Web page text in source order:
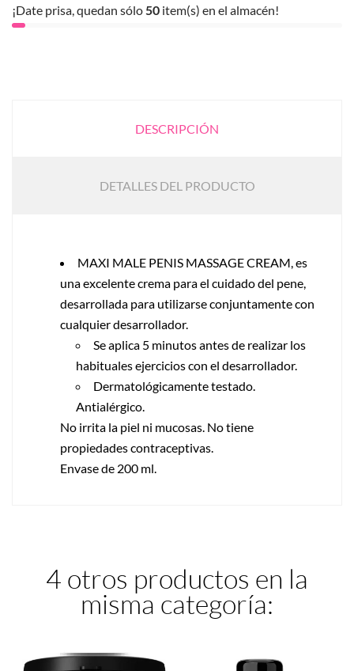
¡Date prisa, quedan sólo 50 item(s) en el almacén!
DESCRIPCIÓN
DETALLES DEL PRODUCTO
MAXI MALE PENIS MASSAGE CREAM, es
una excelente crema para el cuidado del pene,
desarrollada para utilizarse conjuntamente con
cualquier desarrollador.
Se aplica 5 minutos antes de realizar los
habituales ejercicios con el desarrollador.
Dermatológicamente testado.
Antialérgico.
No irrita la piel ni mucosas. No tiene
propiedades contraceptivas.
Envase de 200 ml.
4 otros productos en la
misma categoría: